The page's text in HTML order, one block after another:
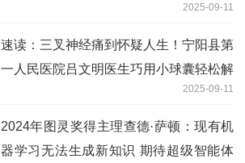
2025-09-11
速读：三叉神经痛到怀疑人生！宁阳县第
一人民医院吕文明医生巧用小球囊轻松解
2025-09-11
2024年图灵奖得主理查德·萨顿：现有机
器学习无法生成新知识 期待超级智能体